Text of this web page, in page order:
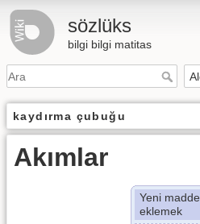
sözlüks
bilgi bilgi matitas
kaydırma çubuğu
Akımlar
Yeni madde
eklemek